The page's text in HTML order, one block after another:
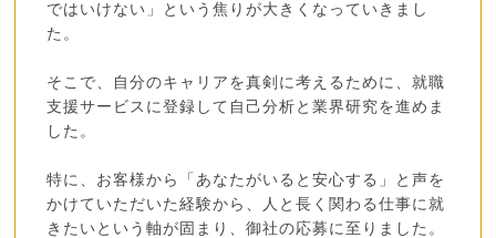
ではいけない」という焦りが大きくなっていきまし
た。
そこで、自分のキャリアを真剣に考えるために、就職
支援サービスに登録して自己分析と業界研究を進めま
した。
特に、お客様から「あなたがいると安心する」と声を
かけていただいた経験から、人と長く関わる仕事に就
きたいという軸が固まり、御社の応募に至りました。